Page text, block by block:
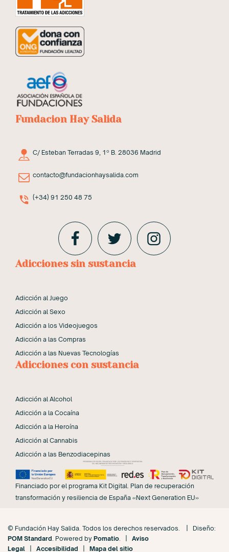
Fundacion Hay Salida
C/ Esteban Terradas 9, 1º B. 28036 Madrid
contacto@fundacionhaysalida.com
(+34) 91 250 48 75
Adicciones sin sustancia
Adicción al Juego
Adicción al Sexo
Adicción a los Videojuegos
Adicción a las Compras
Adicción a las Nuevas Tecnologías
Adicciones con sustancia
Adicción al Alcohol
Adicción a la Cocaína
Adicción a la Heroína
Adicción al Cannabis
Adicción a las Benzodiacepinas
Financiado por el programa Kit Digital. Plan de recuperación
transformación y resiliencia de España «Next Generation EU»
© Fundación Hay Salida. Todos los derechos reservados. | Diseño:
POM Standard . Powered by Pomatio
Aviso
Legal
Accesibilidad Mapa del sitio